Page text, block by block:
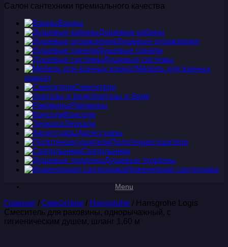
Салон сантехники премиального качества
Ванны
Душевые кабины
Душевые ограждения
Душевые панели
Душевые системы
Мебель для ванных
комнат
Смесители
Унитазы и биде
Раковины
Консоли
Зеркала
Аксессуары
Полотенцесушители
Светильники
Душевые поддоны
Инженерная сантехника
Menu
Главная / Смесители / Hansgrohe / Hansgrohe Logis
Смеситель для раковины, однорычажный, с
гигиеническим душем, шланг 1,60 м